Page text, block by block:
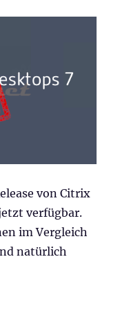
von Citrix
verfügbar.
im Vergleich
natürlich